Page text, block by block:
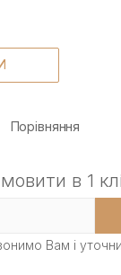
Порівняння
в 1
Вам і